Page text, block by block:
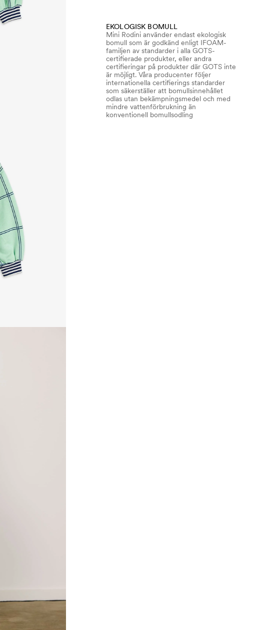
EKOLOGISK BOMULL
Mini Rodini använder endast ekologisk
bomull som är godkänd enligt IFOAM-
familjen av standarder i alla GOTS-
certifierade produkter, eller andra
certifieringar på produkter där GOTS inte
är möjligt. Våra producenter följer
internationella certifierings standarder
som säkerställer att bomullsinnehållet
odlas utan bekämpningsmedel och med
mindre vattenförbrukning än
konventionell bomullsodling